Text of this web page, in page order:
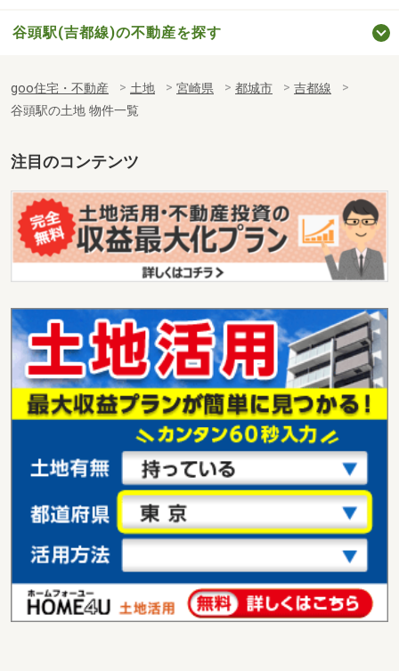
谷頭駅(吉都線)の不動産を探す
goo住宅・不動産 土地 宮崎県 都城市
吉都線
谷頭駅の土地 物件一覧
注目のコンテンツ